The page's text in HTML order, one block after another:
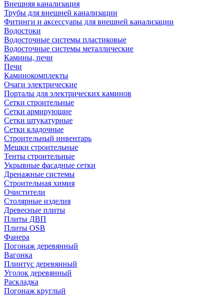
Внешняя канализация
Трубы для внешней канализации
Фитинги и аксессуары для внешней канализации
Водостоки
Водосточные системы пластиковые
Водосточные системы металлические
Камины, печи
Печи
Каминокомплекты
Очаги электрические
Порталы для электрических каминов
Сетки строительные
Сетки армирующие
Сетки штукатурные
Сетки кладочные
Строительный инвентарь
Мешки строительные
Тенты строительные
Укрывные фасадные сетки
Дренажные системы
Строительная химия
Очистители
Столярные изделия
Древесные плиты
Плиты ДВП
Плиты OSB
Фанера
Погонаж деревянный
Вагонка
Плинтус деревянный
Уголок деревянный
Раскладка
Погонаж круглый